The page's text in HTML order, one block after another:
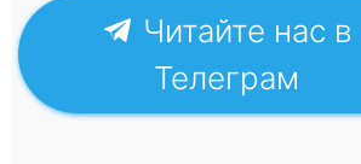
Читайте нас в
Телеграм